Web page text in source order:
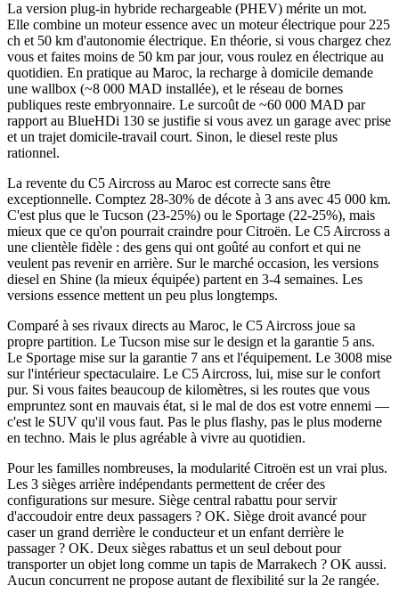
La version plug-in hybride rechargeable (PHEV) mérite un mot.
Elle combine un moteur essence avec un moteur électrique pour 225
ch et 50 km d'autonomie électrique. En théorie, si vous chargez chez
vous et faites moins de 50 km par jour, vous roulez en électrique au
quotidien. En pratique au Maroc, la recharge à domicile demande
une wallbox (~8 000 MAD installée), et le réseau de bornes
publiques reste embryonnaire. Le surcoût de ~60 000 MAD par
rapport au BlueHDi 130 se justifie si vous avez un garage avec prise
et un trajet domicile-travail court. Sinon, le diesel reste plus
rationnel.
La revente du C5 Aircross au Maroc est correcte sans être
exceptionnelle. Comptez 28-30% de décote à 3 ans avec 45 000 km.
C'est plus que le Tucson (23-25%) ou le Sportage (22-25%), mais
mieux que ce qu'on pourrait craindre pour Citroën. Le C5 Aircross a
une clientèle fidèle : des gens qui ont goûté au confort et qui ne
veulent pas revenir en arrière. Sur le marché occasion, les versions
diesel en Shine (la mieux équipée) partent en 3-4 semaines. Les
versions essence mettent un peu plus longtemps.
Comparé à ses rivaux directs au Maroc, le C5 Aircross joue sa
propre partition. Le Tucson mise sur le design et la garantie 5 ans.
Le Sportage mise sur la garantie 7 ans et l'équipement. Le 3008 mise
sur l'intérieur spectaculaire. Le C5 Aircross, lui, mise sur le confort
pur. Si vous faites beaucoup de kilomètres, si les routes que vous
empruntez sont en mauvais état, si le mal de dos est votre ennemi —
c'est le SUV qu'il vous faut. Pas le plus flashy, pas le plus moderne
en techno. Mais le plus agréable à vivre au quotidien.
Pour les familles nombreuses, la modularité Citroën est un vrai plus.
Les 3 sièges arrière indépendants permettent de créer des
configurations sur mesure. Siège central rabattu pour servir
d'accoudoir entre deux passagers ? OK. Siège droit avancé pour
caser un grand derrière le conducteur et un enfant derrière le
passager ? OK. Deux sièges rabattus et un seul debout pour
transporter un objet long comme un tapis de Marrakech ? OK aussi.
Aucun concurrent ne propose autant de flexibilité sur la 2e rangée.